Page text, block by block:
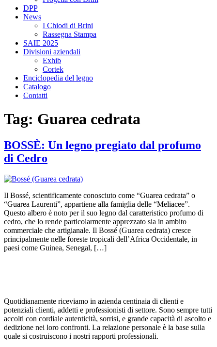
DPP
News
I Chiodi di Brini
Rassegna Stampa
SAIE 2025
Divisioni aziendali
Exhib
Cortek
Enciclopedia del legno
Catalogo
Contatti
Tag: Guarea cedrata
BOSSÈ: Un legno pregiato dal profumo
di Cedro
Il Bossé, scientificamente conosciuto come “Guarea cedrata” o
“Guarea Laurenti”, appartiene alla famiglia delle “Meliacee”.
Questo albero è noto per il suo legno dal caratteristico profumo di
cedro, che lo rende particolarmente apprezzato sia in ambito
commerciale che artigianale. Il Bossé (Guarea cedrata) cresce
principalmente nelle foreste tropicali dell’Africa Occidentale, in
paesi come Guinea, Senegal, […]
Quotidianamente riceviamo in azienda centinaia di clienti e
potenziali clienti, addetti e professionisti di settore. Sono sempre tutti
accolti con cordiale autenticità, sorrisi, e grande capacità di ascolto e
dedizione nei loro confronti. La relazione personale è la base sulla
quale si costruiscono i nostri rapporti professionali.